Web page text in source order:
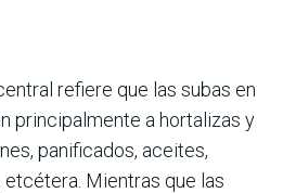
refiere que las subas en
principalmente a hor­talizas y
panificados, aceites,
Mientras que las